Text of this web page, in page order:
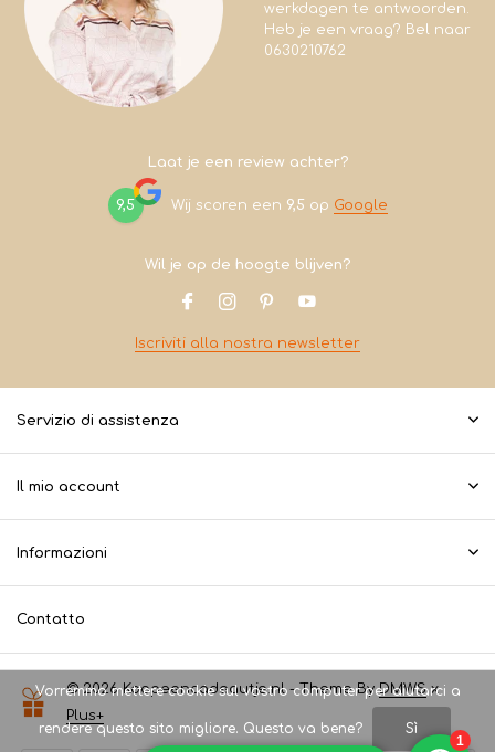
werkdagen te antwoorden.
Heb je een vraag? Bel naar
0630210762
Laat je een review achter?
9,5 Wij scoren een 9,5 op Google
Wil je op de hoogte blijven?
Iscriviti alla nostra newsletter
Servizio di assistenza
Il mio account
Informazioni
Contatto
© 2026 Koopeencadeautje.nl - Theme ByDMWSx
Plus+
Vorremmo mettere cookie sul vostro computer per aiutarci a
rendere questo sito migliore. Questo va bene? Sì